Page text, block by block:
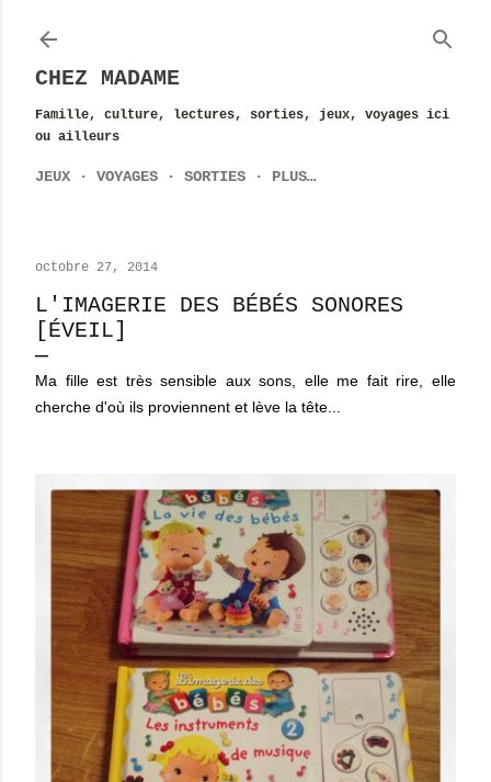
CHEZ MADAME
Famille, culture, lectures, sorties, jeux, voyages ici
ou ailleurs
JEUX VOYAGES SORTIES PLUS…
octobre 27, 2014
L'IMAGERIE DES BÉBÉS SONORES
[ÉVEIL]
Ma fille est très sensible aux sons, elle me fait rire, elle
cherche d'où ils proviennent et lève la tête...